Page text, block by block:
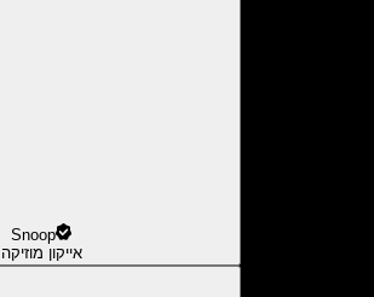
Snoop
אייקון מוזיקה